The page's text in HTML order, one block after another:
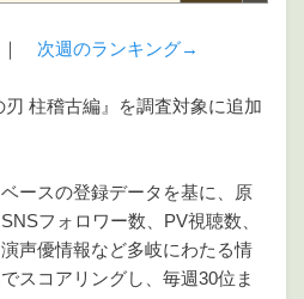
次週のランキング→
柱稽古編』を調査対象に追加
ースの登録データを基に、原
フォロワー数、PV視聴数、
声優情報など多岐にわたる情
スコアリングし、毎週30位ま